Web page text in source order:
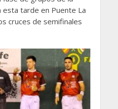
esta tarde en Puente La
cruces de semifinales